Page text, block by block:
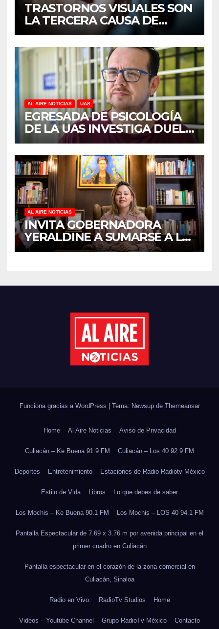
TRASTORNOS VISUALES SON
LA TERCERA CAUSA DE
DISCAPACIDAD EN MÉXICO,
REVELA ESTUDIO DEL
CIDOCS DE LA UAS
AL AIRE NOTICIAS UAS
EGRESADA DE PSICOLOGÍA
DE LA UAS INVESTIGA DUELO
ANTICIPADO Y SOBRECARGA
EN CUIDADORES DE
ADULTOS MAYORES
AL AIRE NOTICIAS
INVITA GOBERNADORA
YERALDINE A SUMARSE A LA
JORNADA NACIONAL DE
DE ÁRBOLES
Funciona gracias a WordPress Tema: Newsup de Themeansar
Home Al Aire Noticias Aviso de Privacidad
Culiacán – Ke Buena 91.9 FM Culiacán – Los 40 92.9 FM
Deportes Entretenimiento Estaciones de Radio Radiotv México
Estilo de Vida Libros Lo que debes de saber
Los Mochis – Ke Buena 90.1 FM Los Mochis – LOS 40 94.1 FM
Pantalla Espectacular de 7.69 x 3.76 m por avenida principal en el
primer cuadro en Culiacán
Pantalla espectacular en el corazón de la zona comercial en
Culiacán, Sinaloa
Radio en Vivo: RadioTv Studios Home
Videos – Youtube Channel Grupo RadioTv México Contacto